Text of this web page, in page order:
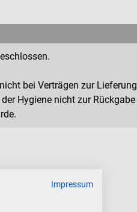
bei Verträgen zur
Hygiene nicht zur
Impressum